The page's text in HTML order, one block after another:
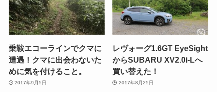
乗鞍エコーラインでクマに
遭遇！クマに出会わないた
めに気を付けること。
2017年9月5日
レヴォーグ1.6GT EyeSight
からSUBARU XV2.0i-Lへ
買い替えた！
2017年8月25日